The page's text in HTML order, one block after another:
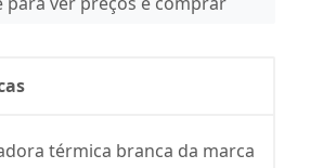
térmica branca da marca